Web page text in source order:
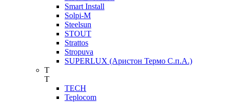
Smart Install
Solpi-M
Steelsun
STOUT
Strattos
Stropuva
SUPERLUX (Аристон Термо С.п.А.)
T
T
TECH
Teplocom